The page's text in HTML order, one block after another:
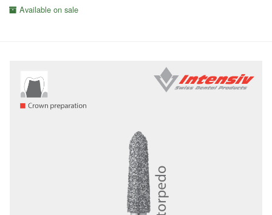
Available on sale